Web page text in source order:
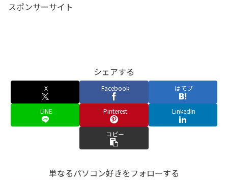
スポンサーサイト
シェアする
X Facebook はてブ
LINE Pinterest LinkedIn
コピー
単なるパソコン好きをフォローする